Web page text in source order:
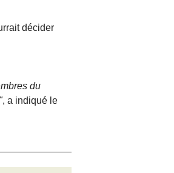
décider
du
, a indiqué le